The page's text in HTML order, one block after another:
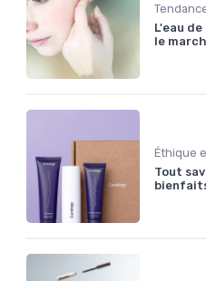
L'eau
le
Éthique
Tout